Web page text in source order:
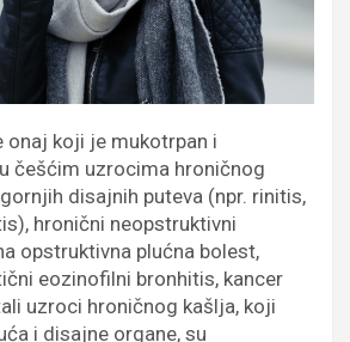
onaj koji je mukotrpan i
češćim uzrocima hroničnog
disajnih puteva (npr. rinitis,
hronični neopstruktivni
opstruktivna plućna bolest,
eozinofilni bronhitis, kancer
uzroci hroničnog kašlja, koji
i disajne organe, su